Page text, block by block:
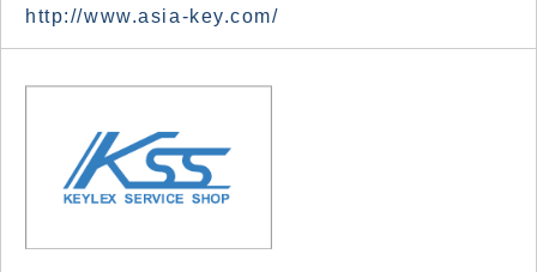
http://www.asia-key.com/